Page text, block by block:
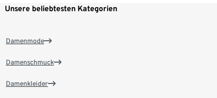
Unsere beliebtesten Kategorien
Damenmode
Damenschmuck
Damenkleider